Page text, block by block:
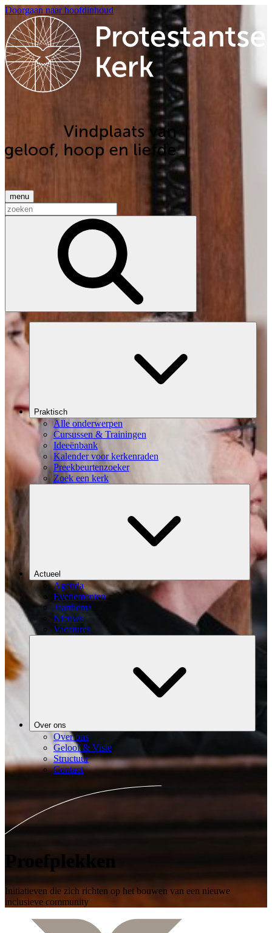
Doorgaan naar hoofdinhoud
menu
Praktisch
Alle onderwerpen
Cursussen & Trainingen
Ideeënbank
Kalender voor kerkenraden
Preekbeurtenzoeker
Zoek een kerk
Actueel
Agenda
Evenementen
Jaarthema
Nieuws
Vacatures
Over ons
Over ons
Geloof & Visie
Structuur
Contact
Proefplekken
Initiatieven die zich richten op het bouwen van een nieuwe
inclusieve community